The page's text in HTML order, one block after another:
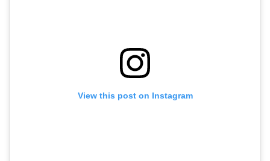
View this post on Instagram